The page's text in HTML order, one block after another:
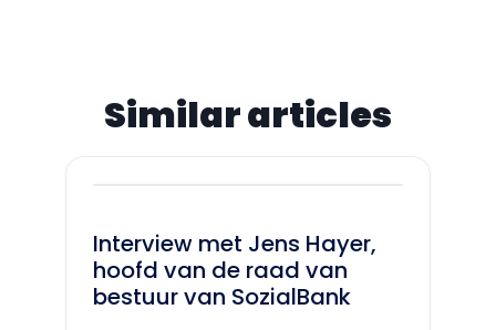
Similar articles
Interview met Jens Hayer,
hoofd van de raad van
bestuur van SozialBank